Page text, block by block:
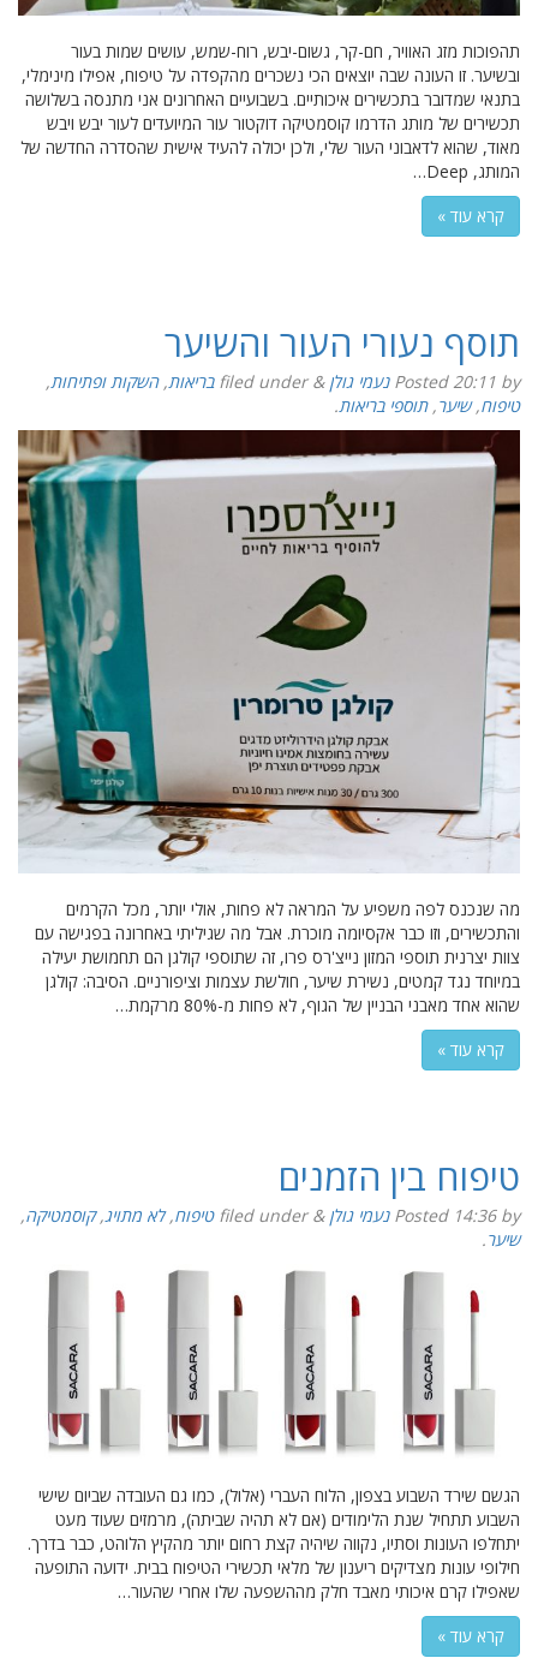
תהפוכות מזג האוויר, חם-קר, גשום-יבש, רוח-שמש, עושים שמות בעור
ובשיער. זו העונה שבה יוצאים הכי נשכרים מהקפדה על טיפוח, אפילו מינימלי,
בתנאי שמדובר בתכשירים איכותיים. בשבועיים האחרונים אני מתנסה בשלושה
תכשירים של מותג הדרמו קוסמטיקה דוקטור עור המיועדים לעור יבש ויבש
מאוד, שהוא לדאבוני העור שלי, ולכן יכולה להעיד אישית שהסדרה החדשה של
המותג, Deep…
קרא עוד »
תוסף נעורי העור והשיער
Posted20:11 by נעמי גולן &
filed under בריאות,השקות ופתיחות,
טיפוח,שיער,תוספי בריאות.
מה שנכנס לפה משפיע על המראה לא פחות, אולי יותר, מכל הקרמים
והתכשירים, וזו כבר אקסיומה מוכרת. אבל מה שגיליתי באחרונה בפגישה עם
צוות יצרנית תוספי המזון נייצ'רס פרו, זה שתוספי קולגן הם תחמושת יעילה
במיוחד נגד קמטים, נשירת שיער, חולשת עצמות וציפורניים. הסיבה: קולגן
שהוא אחד מאבני הבניין של הגוף, לא פחות מ-80% מרקמת…
קרא עוד »
טיפוח בין הזמנים
Posted 14:36by נעמי גולן &
filed under טיפוח,לא מתויג,קוסמטיקה,
שיער.
הגשם שירד השבוע בצפון, הלוח העברי (אלול), כמו גם העובדה שביום שישי
השבוע תתחיל שנת הלימודים (אם לא תהיה שביתה), מרמזים שעוד מעט
יתחלפו העונות וסתיו, נקווה שיהיה קצת רחום יותר מהקיץ הלוהט, כבר בדרך.
חילופי עונות מצדיקים ריענון של מלאי תכשירי הטיפוח בבית. ידועה התופעה
שאפילו קרם איכותי מאבד חלק מההשפעה שלו אחרי שהעור…
קרא עוד »